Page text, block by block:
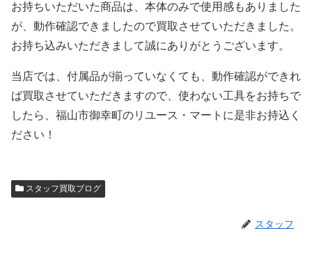
お持ちいただいた商品は、本体のみで使用感もありました
が、動作確認できましたので買取させていただきました。
お持ち込みいただきまして誠にありがとうございます。
当店では、付属品が揃っていなくても、動作確認ができれ
ば買取させていただきますので、使わない工具をお持ちで
したら、福山市御幸町のリユース・マートに是非お持込く
ださい！
スタッフ買取ブログ
スタッフ